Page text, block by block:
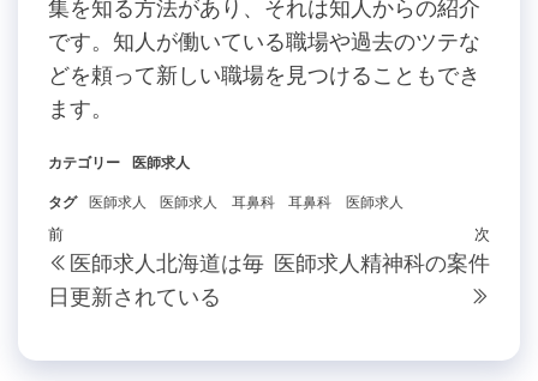
集を知る方法があり、それは知人からの紹介
です。知人が働いている職場や過去のツテな
どを頼って新しい職場を見つけることもでき
ます。
カテゴリー 医師求人
タグ 医師求人 医師求人 耳鼻科 耳鼻科 医師求人
投
稿
ナ
ビ
過
去
の
前
医師求人北海道は毎
日更新されている
次
の
次
医師求人精神科の案件